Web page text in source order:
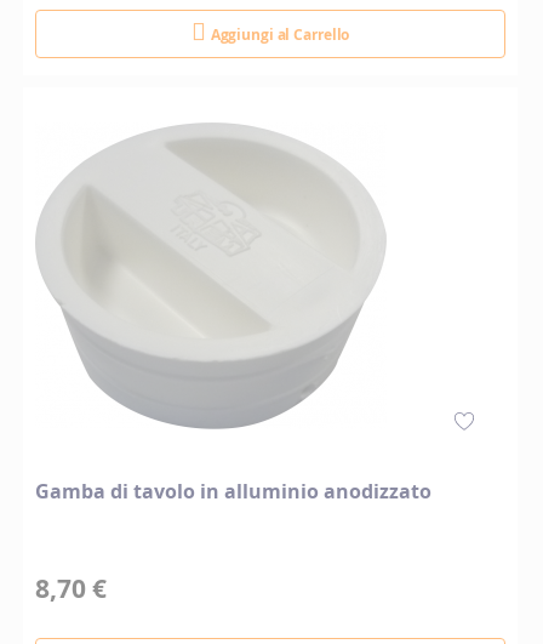
Aggiungi al Carrello
Gamba di tavolo in alluminio anodizzato
8,70 €